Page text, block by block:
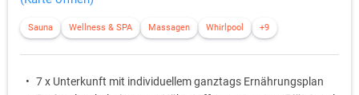
Sauna Wellness & SPA Massagen Whirlpool +9
7 x Unterkunft mit individuellem ganztags Ernährungsplan